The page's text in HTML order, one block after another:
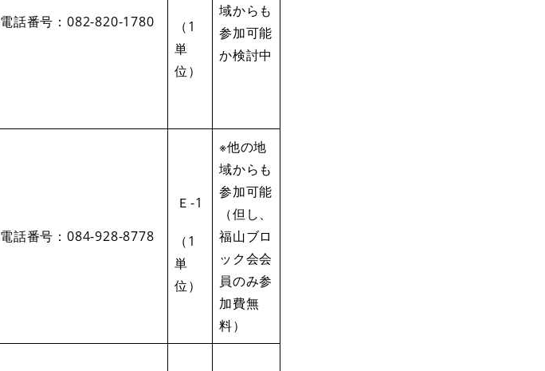
電話番号：082-820-1780
（1
単
位）
域からも
参加可能
か検討中
電話番号：084-928-8778
Ｅ-1
（1
単
位）
※他の地
域からも
参加可能
（但し、
福山ブロ
ック会会
員のみ参
加費無
料）